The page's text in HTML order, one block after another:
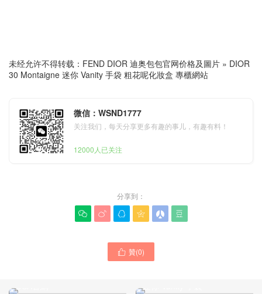
未经允许不得转载： FEND DIOR 迪奥包包官网价格及圖片 » DIOR
30 Montaigne 迷你 Vanity 手袋 粗花呢化妝盒 專櫃網站
微信：WSND1777
关注我们，每天分享更多有趣的事儿，有趣有料！
12000人已关注
分享到：
     
 贊(0)
DIOR Book Tote 手袋 黑色
包經典款式San Francisco
Canada DIOR女士包專賣店